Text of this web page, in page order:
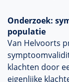
Onderzoek:
populatie
Van Helvoorts
klachten door
eigenlijke